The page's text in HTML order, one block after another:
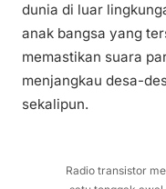
dunia di luar
anak bangsa yang
memastikan suara
menjangkau desa-
sekalipun.
Radio transistor